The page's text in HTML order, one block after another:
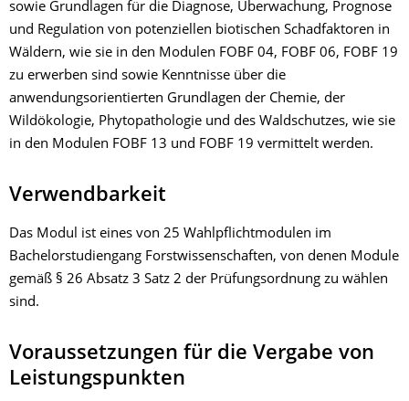
sowie Grundlagen für die Diagnose, Überwachung, Prognose
und Regulation von potenziellen biotischen Schadfaktoren in
Wäldern, wie sie in den Modulen FOBF 04, FOBF 06, FOBF 19
zu erwerben sind sowie Kenntnisse über die
anwendungsorientierten Grundlagen der Chemie, der
Wildökologie, Phytopathologie und des Waldschutzes, wie sie
in den Modulen FOBF 13 und FOBF 19 vermittelt werden.
Verwendbarkeit
Das Modul ist eines von 25 Wahlpflichtmodulen im
Bachelorstudiengang Forstwissenschaften, von denen Module
gemäß § 26 Absatz 3 Satz 2 der Prüfungsordnung zu wählen
sind.
Voraussetzungen für die Vergabe von
Leistungspunkten